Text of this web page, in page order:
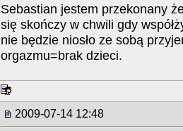
Sebastian jestem przekonany
się skończy w chwili gdy
nie będzie niosło ze sobą
orgazmu=brak dzieci.
2009-07-14 12:48